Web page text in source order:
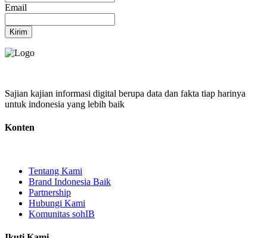
Email
Kirim
Sajian kajian informasi digital berupa data dan fakta tiap harinya
untuk indonesia yang lebih baik
Konten
Tentang Kami
Brand Indonesia Baik
Partnership
Hubungi Kami
Komunitas sohIB